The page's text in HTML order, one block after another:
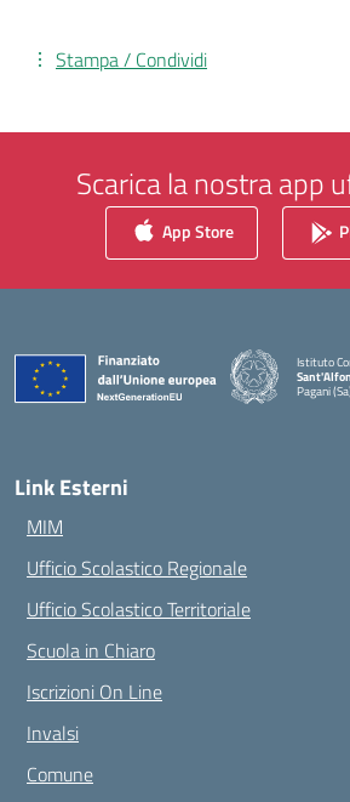
Stampa / Condividi
Scarica la nostra app
App Store
Istituto
Pagani (Sa)
— Visita
Link Esterni
MIM
Ufficio Scolastico Regionale
Ufficio Scolastico Territoriale
Scuola in Chiaro
Iscrizioni On Line
Invalsi
Comune